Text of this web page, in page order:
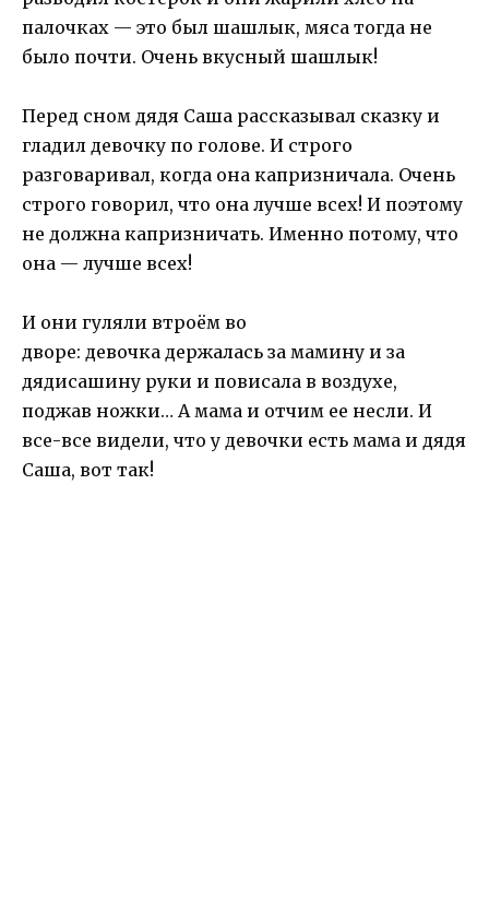
палочках — это был шашлык, мяса тогда не
было почти. Очень вкусный шашлык!
Перед сном дядя Саша рассказывал сказку и
гладил девочку по голове. И строго
разговаривал, когда она капризничала. Очень
строго говорил, что она лучше всех! И поэтому
не должна капризничать. Именно потому, что
она — лучше всех!
И они гуляли втроём во
дворе: девочка держалась за мамину и за
дядисашину руки и повисала в воздухе,
поджав ножки… А мама и отчим ее несли. И
все-все видели, что у девочки есть мама и дядя
Саша, вот так!